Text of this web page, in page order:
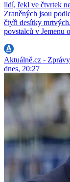
lidí, řekl ve čtvrtek
Zraněných jsou
čtyři desítky
povstalců v Jemenu
Aktuálně.cz - Zprávy
dnes, 20:27